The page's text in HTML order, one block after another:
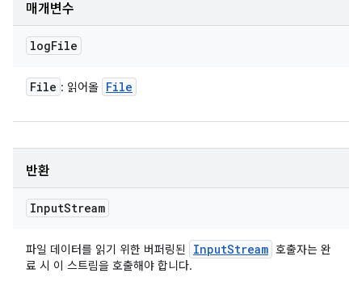
매개변수
logFile
File : 읽어올 File
반환
InputStream
파일 데이터를 읽기 위한 버퍼링된 InputStream 호출자는 완
료 시 이 스트림을 호출해야 합니다.